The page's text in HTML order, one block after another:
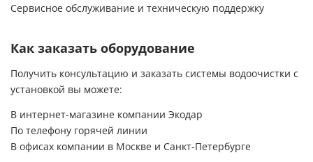
Сервисное обслуживание и техническую поддержку
Как заказать оборудование
Получить консультацию и заказать системы водоочистки с
установкой вы можете:
В интернет-магазине компании Экодар
По телефону горячей линии
В офисах компании в Москве и Санкт-Петербурге